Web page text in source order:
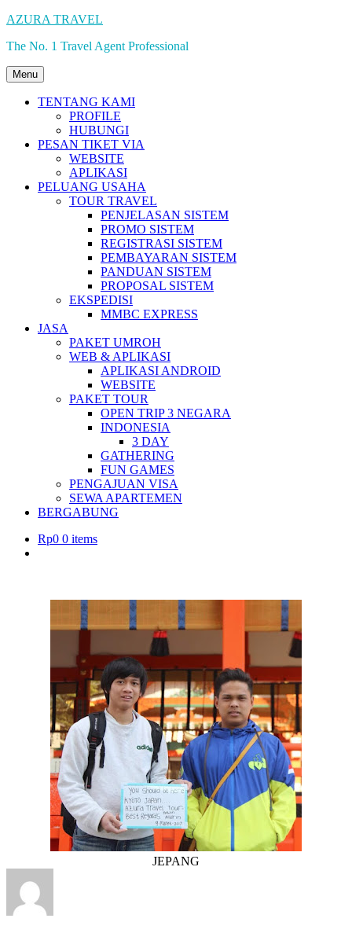
Skip
content
AZURA TRAVEL
The No. 1 Travel Agent Professional
Menu
TENTANG KAMI
PROFILE
HUBUNGI
PESAN TIKET VIA
WEBSITE
APLIKASI
PELUANG USAHA
TOUR TRAVEL
PENJELASAN SISTEM
PROMO SISTEM
REGISTRASI SISTEM
PEMBAYARAN SISTEM
PANDUAN SISTEM
PROPOSAL SISTEM
EKSPEDISI
MMBC EXPRESS
JASA
PAKET UMROH
WEB & APLIKASI
APLIKASI ANDROID
WEBSITE
PAKET TOUR
OPEN TRIP 3 NEGARA
INDONESIA
3 DAY
GATHERING
FUN GAMES
PENGAJUAN VISA
SEWA APARTEMEN
BERGABUNG
Rp0 0 items
JEPANG